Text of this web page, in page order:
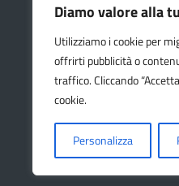
Diamo valore alla
Utilizziamo i cookie per
offrirti pubblicità o
traffico. Cliccando
cookie.
Personalizza
Amministrazione